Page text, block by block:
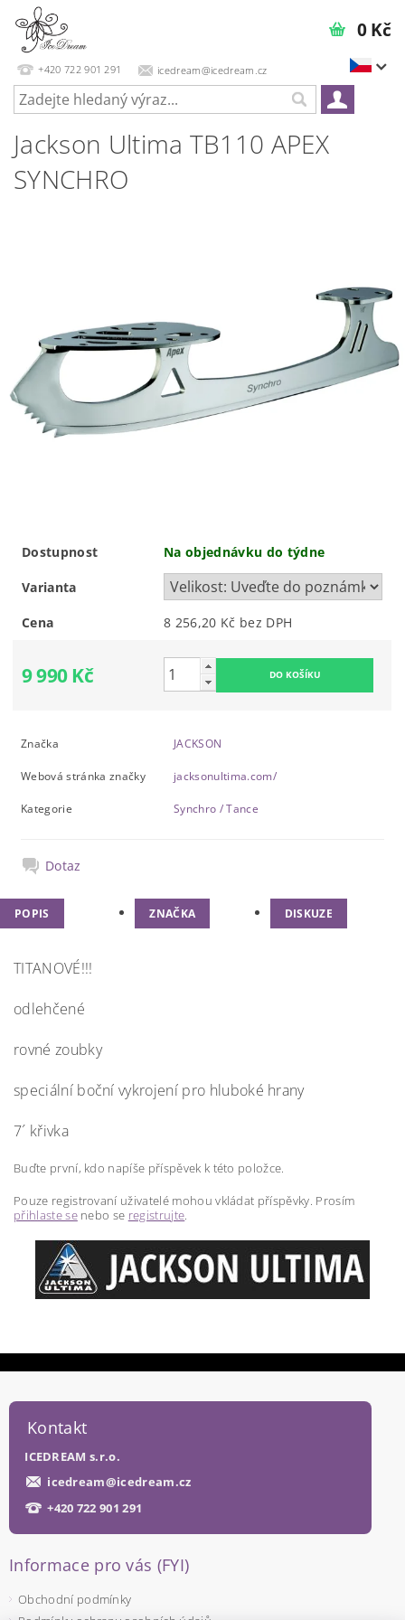
+420 722 901 291 icedream@icedream.cz
0 Kč
Jackson Ultima TB110 APEX
SYNCHRO
Dostupnost Na objednávku do týdne
Varianta
Cena 8 256,20 Kč bez DPH
9 990 Kč
Značka JACKSON
Webová stránka značky jacksonultima.com/
Kategorie Synchro / Tance
Dotaz
POPIS ZNAČKA DISKUZE
TITANOVÉ!!!
odlehčené
rovné zoubky
speciální boční vykrojení pro hluboké hrany
7´ křivka
Buďte první, kdo napíše příspěvek k této položce.
Pouze registrovaní uživatelé mohou vkládat příspěvky. Prosím
přihlaste senebo se registrujte.
Kontakt
ICEDREAM s.r.o.
icedream@icedream.cz
+420 722 901 291
Informace pro vás (FYI)
Obchodní podmínky